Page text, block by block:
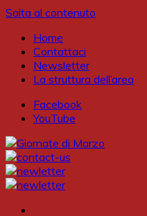
Salta al contenuto
Home
Contattaci
Newsletter
La struttura dell’area
Facebook
YouTube